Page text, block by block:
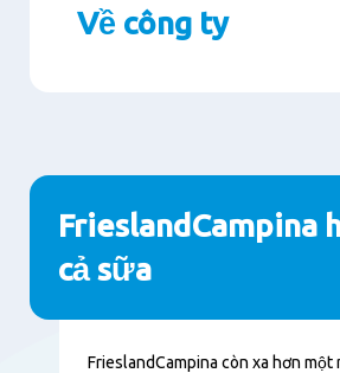
Về công ty
Paragraphs
FrieslandCampina
cả sữa
Nội
FrieslandCampina còn xa hơn